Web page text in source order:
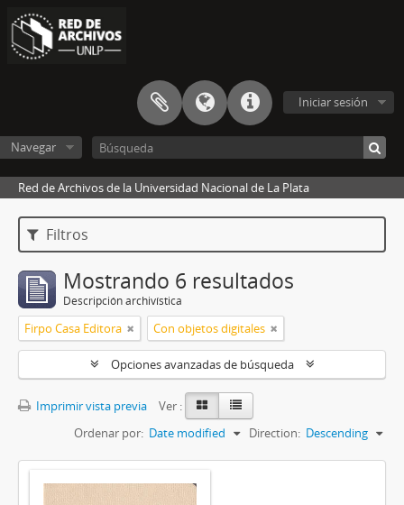
Iniciar sesión
Navegar
Red de Archivos de la Universidad Nacional de La Plata
Filtros
Mostrando 6 resultados
Descripción archivística
Firpo Casa Editora Con objetos digitales
Opciones avanzadas de búsqueda
Imprimir vista previa
Ver :
Ordenar por: Date modified Direction: Descending